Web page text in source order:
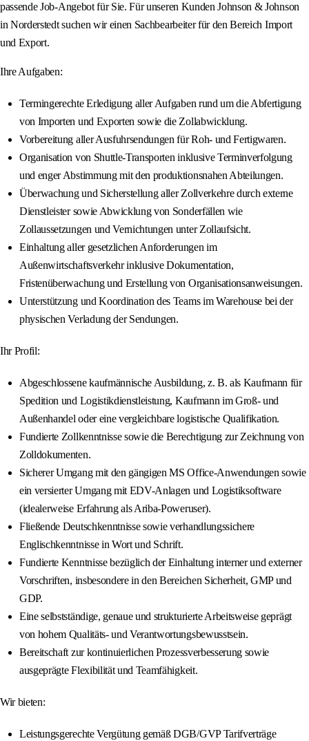
passende Job-Angebot für Sie. Für unseren Kunden Johnson & Johnson
in Norderstedt suchen wir einen Sachbearbeiter für den Bereich Import
und Export.
Ihre Aufgaben:
Termingerechte Erledigung aller Aufgaben rund um die Abfertigung
von Importen und Exporten sowie die Zollabwicklung.
Vorbereitung aller Ausfuhrsendungen für Roh- und Fertigwaren.
Organisation von Shuttle-Transporten inklusive Terminverfolgung
und enger Abstimmung mit den produktionsnahen Abteilungen.
Überwachung und Sicherstellung aller Zollverkehre durch externe
Dienstleister sowie Abwicklung von Sonderfällen wie
Zollaussetzungen und Vernichtungen unter Zollaufsicht.
Einhaltung aller gesetzlichen Anforderungen im
Außenwirtschaftsverkehr inklusive Dokumentation,
Fristenüberwachung und Erstellung von Organisationsanweisungen.
Unterstützung und Koordination des Teams im Warehouse bei der
physischen Verladung der Sendungen.
Ihr Profil:
Abgeschlossene kaufmännische Ausbildung, z. B. als Kaufmann für
Spedition und Logistikdienstleistung, Kaufmann im Groß- und
Außenhandel oder eine vergleichbare logistische Qualifikation.
Fundierte Zollkenntnisse sowie die Berechtigung zur Zeichnung von
Zolldokumenten.
Sicherer Umgang mit den gängigen MS Office-Anwendungen sowie
ein versierter Umgang mit EDV-Anlagen und Logistiksoftware
(idealerweise Erfahrung als Ariba-Poweruser).
Fließende Deutschkenntnisse sowie verhandlungssichere
Englischkenntnisse in Wort und Schrift.
Fundierte Kenntnisse bezüglich der Einhaltung interner und externer
Vorschriften, insbesondere in den Bereichen Sicherheit, GMP und
GDP.
Eine selbstständige, genaue und strukturierte Arbeitsweise geprägt
von hohem Qualitäts- und Verantwortungsbewusstsein.
Bereitschaft zur kontinuierlichen Prozessverbesserung sowie
ausgeprägte Flexibilität und Teamfähigkeit.
Wir bieten:
Leistungsgerechte Vergütung gemäß DGB/GVP Tarifverträge